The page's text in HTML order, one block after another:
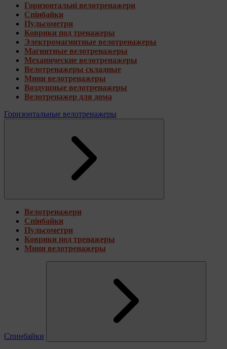
Горизонтальні велотренажери
Спінбайки
Пульсометри
Коврики под тренажеры
Электромагнитные велотренажеры
Магнитные велотренажеры
Механические велотренажеры
Велотренажеры складные
Мини велотренажеры
Воздушные велотренажеры
Велотренажер для дома
Горизонтальные велотренажеры
Велотренажери
Спінбайки
Пульсометри
Коврики под тренажеры
Мини велотренажеры
Спинбайки